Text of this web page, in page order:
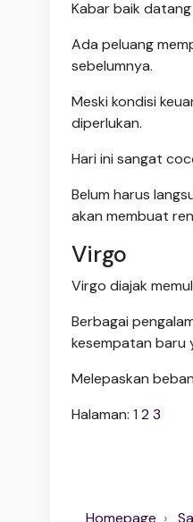
Kabar baik
Ada peluang
sebelumnya.
Meski kondisi
diperlukan.
Hari ini sangat
Belum harus
akan membuat
Virgo
Virgo diajak
Berbagai
kesempatan baru
Melepaskan
Halaman: 1 23
Homepage